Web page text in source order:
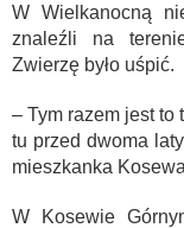
W Wielkanocną
znaleźli na
Zwierzę było uśpić.
– Tym razem jest to
tu przed dwoma
mieszkanka
W Kosewie